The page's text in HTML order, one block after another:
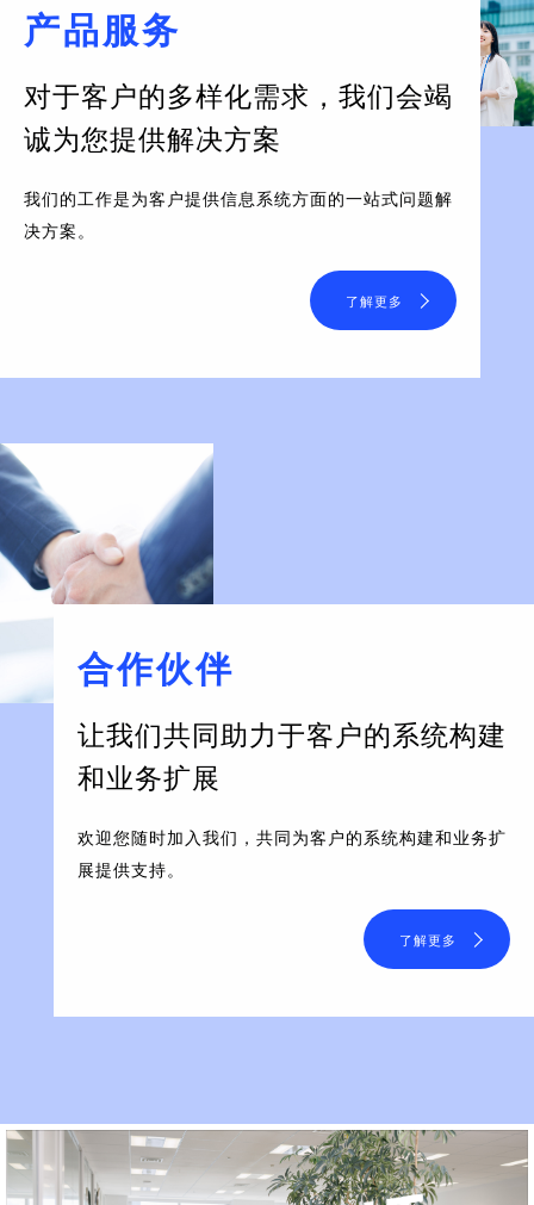
产品服务
对于客户的多样化需求， 我们会竭
诚为您提供解决方案
我们的工作是为客户提供信息系统方面的一站式问题解
决方案。
了解更多
合作伙伴
让我们共同助力于客户的系统构建
和业务扩展
欢迎您随时加入我们，共同为客户的系统构建和业务扩
展提供支持。
了解更多